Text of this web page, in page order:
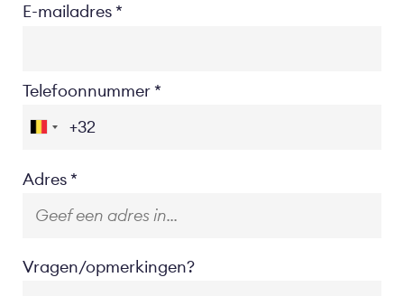
E-mailadres
Telefoonnummer
Location
Adres
Vragen/opmerkingen?